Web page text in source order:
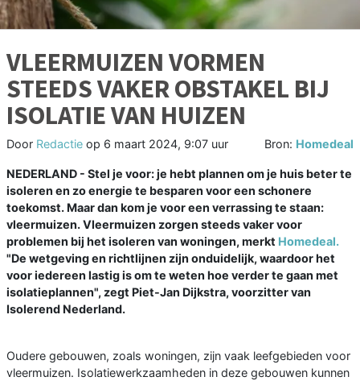
VLEERMUIZEN VORMEN
STEEDS VAKER OBSTAKEL BIJ
ISOLATIE VAN HUIZEN
Door Redactie op 6 maart 2024, 9:07 uur Bron: Homedeal
NEDERLAND - Stel je voor: je hebt plannen om je huis beter te
isoleren en zo energie te besparen voor een schonere
toekomst. Maar dan kom je voor een verrassing te staan:
vleermuizen. Vleermuizen zorgen steeds vaker voor
problemen bij het isoleren van woningen, merkt Homedeal.
"De wetgeving en richtlijnen zijn onduidelijk, waardoor het
voor iedereen lastig is om te weten hoe verder te gaan met
isolatieplannen", zegt Piet-Jan Dijkstra, voorzitter van
Isolerend Nederland.
Oudere gebouwen, zoals woningen, zijn vaak leefgebieden voor
vleermuizen. Isolatiewerkzaamheden in deze gebouwen kunnen